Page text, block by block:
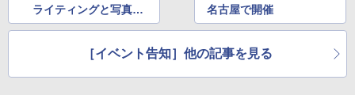
ライティングと写真整
理術セミナー
名古屋で開催
［イベント告知］他の記事を見る